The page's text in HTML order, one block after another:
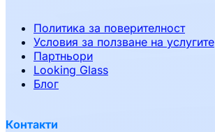
Политика за поверителност
Условия за ползване на услугите
Партньори
Looking Glass
Блог
Контакти